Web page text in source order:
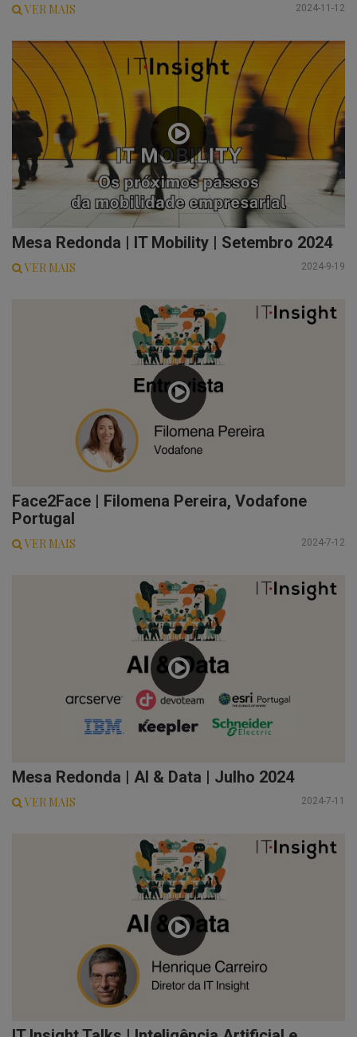
2024-11-12
VER MAIS
Mesa Redonda | IT Mobility | Setembro 2024
2024-9-19
VER MAIS
Face2Face | Filomena Pereira, Vodafone
Portugal
2024-7-12
VER MAIS
Mesa Redonda | AI & Data | Julho 2024
2024-7-11
VER MAIS